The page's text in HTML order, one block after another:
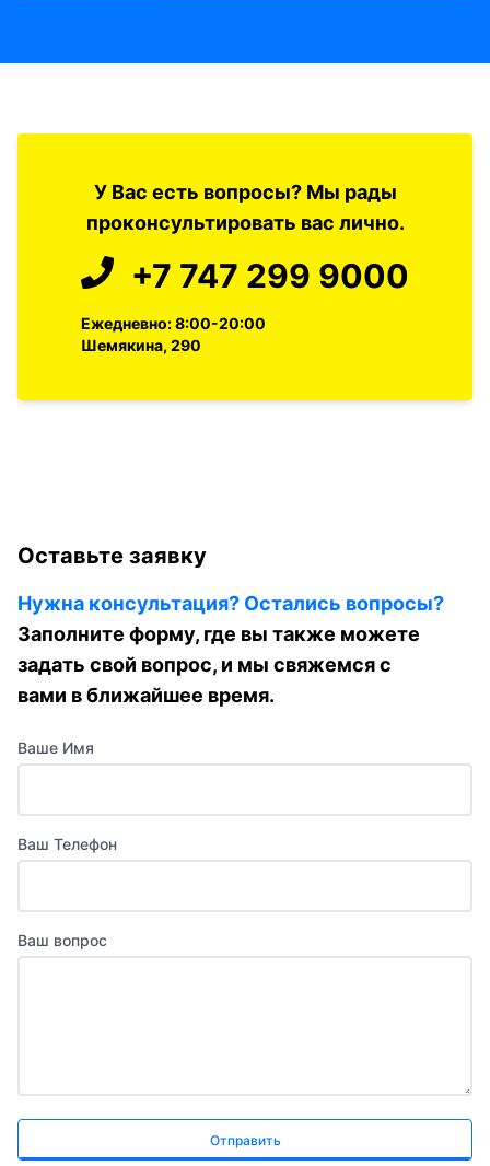
У Вас есть вопросы? Мы рады
проконсультировать вас лично.
+7 747 299 9000
Ежедневно: 8:00-20:00
Шемякина, 290
Оставьте заявку
Нужна консультация? Остались вопросы?
Заполните форму, где вы также можете
задать свой вопрос, и мы свяжемся с
вами в ближайшее время.
Ваше Имя
Ваш Телефон
Ваш вопрос
Отправить